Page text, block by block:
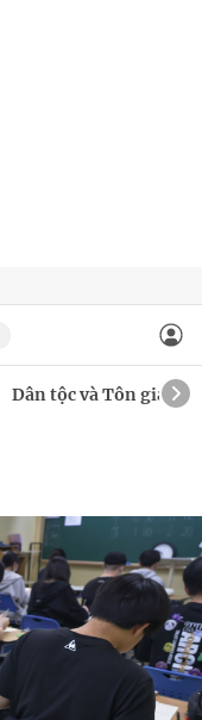
Dân tộc và Tôn giáo